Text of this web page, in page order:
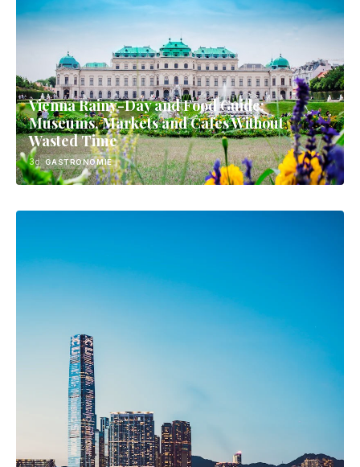
Vienna Rainy-Day and Food Guide:
Museums, Markets and Cafes Without
Wasted Time
3d GASTRONOMIE